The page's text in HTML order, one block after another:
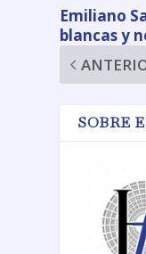
Emiliano
blancas y
SOBRE